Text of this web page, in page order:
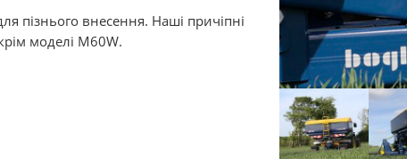
пізнього внесення. Наші причіпні
моделі M60W.